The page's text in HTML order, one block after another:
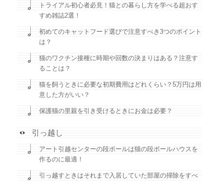
トライアル初心者必見！猫との暮らし方を学べる超おす
すめ雑誌2選！
初めてのキャットフード選びで注意すべき3つのポイント
は？
猫のワクチン接種に時期や回数の決まりはある？注意す
ることは？
猫を飼うときに必要な初期費用はどれくらい？5万円は用
意した方がいい？
保護猫の里親を引き受けるときにお金は必要？
引っ越し
アート引越センターの段ボールは猫の段ボールハウスを
作るのに最適！
引っ越すときはそれまで入居していた部屋の掃除をすべ